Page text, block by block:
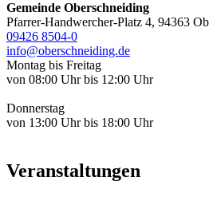
Gemeinde Oberschneiding
Pfarrer-Handwercher-Platz 4, 94363
09426 8504-0
info@oberschneiding.de
Montag bis Freitag
von 08:00 Uhr bis 12:00 Uhr
Donnerstag
von 13:00 Uhr bis 18:00 Uhr
Veranstaltungen